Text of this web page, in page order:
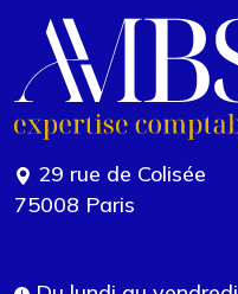
29 rue de Colisée
75008 Paris